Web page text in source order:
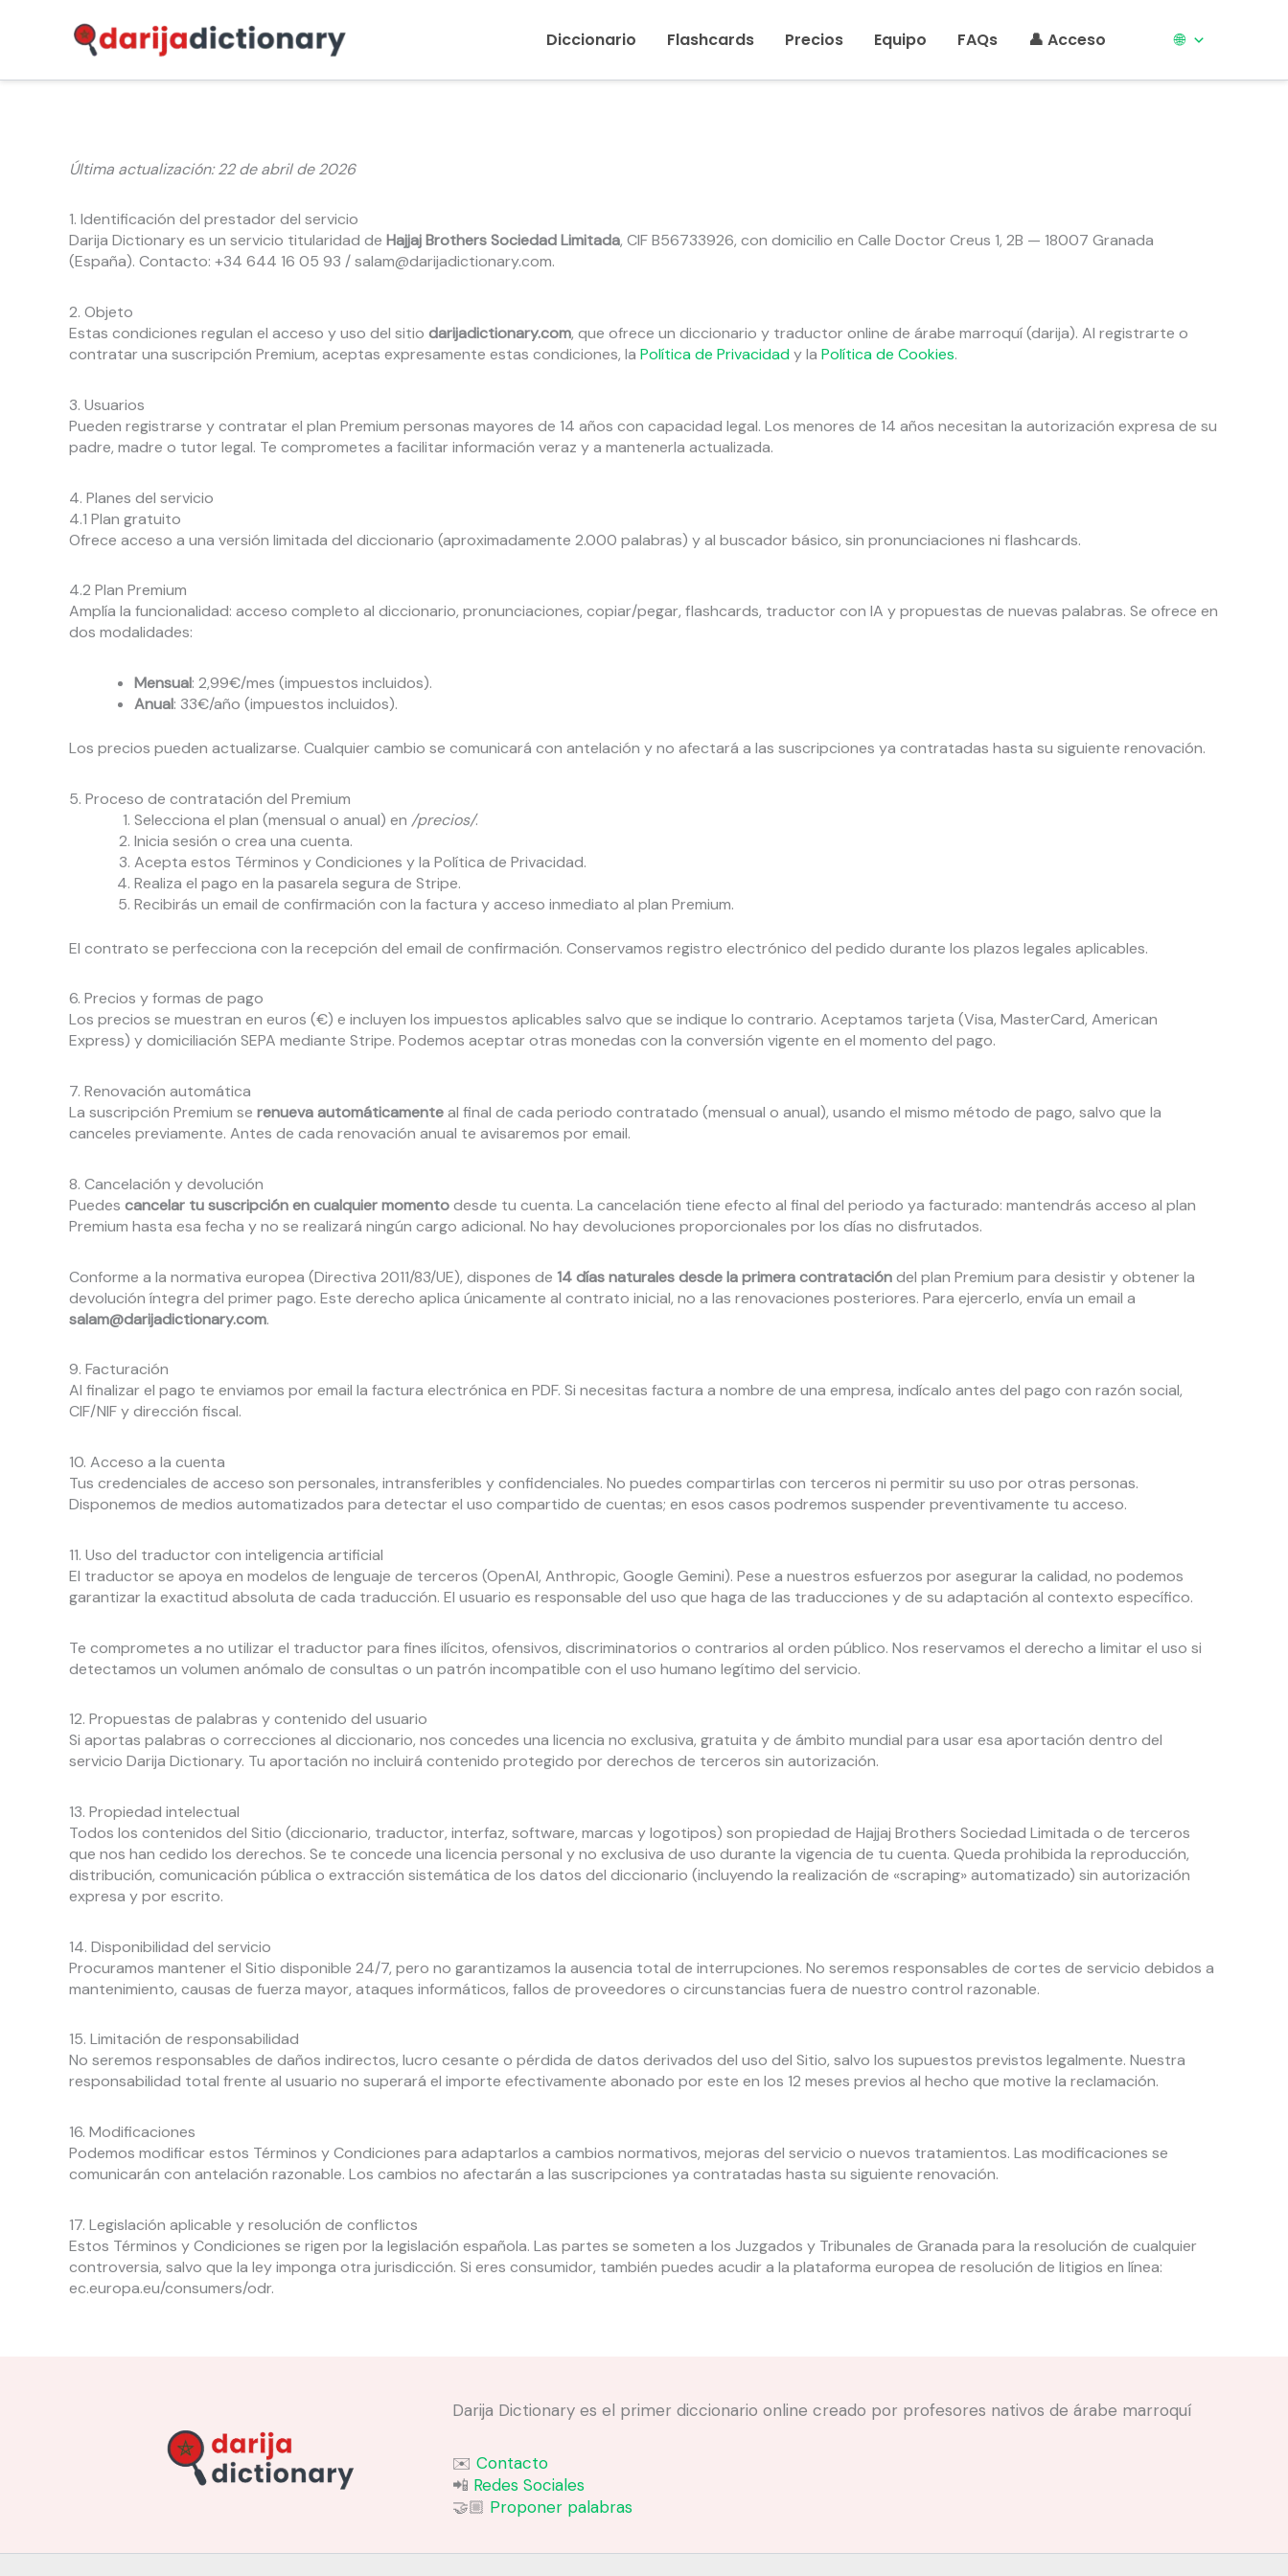
Diccionario Flashcards Precios Equipo FAQs 👤 Acceso 🌐
Última actualización: 22 de abril de 2026
1. Identificación del prestador del servicio
Darija Dictionary es un servicio titularidad de Hajjaj Brothers Sociedad Limitada, CIF B56733926, con domicilio en Calle Doctor Creus 1, 2B — 18007 Granada
(España). Contacto: +34 644 16 05 93 / salam@darijadictionary.com.
2. Objeto
Estas condiciones regulan el acceso y uso del sitio darijadictionary.com, que ofrece un diccionario y traductor online de árabe marroquí (darija). Al registrarte o
contratar una suscripción Premium, aceptas expresamente estas condiciones, la Política de Privacidady la Política de Cookies.
3. Usuarios
Pueden registrarse y contratar el plan Premium personas mayores de 14 años con capacidad legal. Los menores de 14 años necesitan la autorización expresa de su
padre, madre o tutor legal. Te comprometes a facilitar información veraz y a mantenerla actualizada.
4. Planes del servicio
4.1 Plan gratuito
Ofrece acceso a una versión limitada del diccionario (aproximadamente 2.000 palabras) y al buscador básico, sin pronunciaciones ni flashcards.
4.2 Plan Premium
Amplía la funcionalidad: acceso completo al diccionario, pronunciaciones, copiar/pegar, flashcards, traductor con IA y propuestas de nuevas palabras. Se ofrece en
dos modalidades:
Mensual: 2,99€/mes (impuestos incluidos).
Anual: 33€/año (impuestos incluidos).
Los precios pueden actualizarse. Cualquier cambio se comunicará con antelación y no afectará a las suscripciones ya contratadas hasta su siguiente renovación.
5. Proceso de contratación del Premium
Selecciona el plan (mensual o anual) en /precios/.
Inicia sesión o crea una cuenta.
Acepta estos Términos y Condiciones y la Política de Privacidad.
Realiza el pago en la pasarela segura de Stripe.
Recibirás un email de confirmación con la factura y acceso inmediato al plan Premium.
El contrato se perfecciona con la recepción del email de confirmación. Conservamos registro electrónico del pedido durante los plazos legales aplicables.
6. Precios y formas de pago
Los precios se muestran en euros (€) e incluyen los impuestos aplicables salvo que se indique lo contrario. Aceptamos tarjeta (Visa, MasterCard, American
Express) y domiciliación SEPA mediante Stripe. Podemos aceptar otras monedas con la conversión vigente en el momento del pago.
7. Renovación automática
La suscripción Premium se renueva automáticamenteal final de cada periodo contratado (mensual o anual), usando el mismo método de pago, salvo que la
canceles previamente. Antes de cada renovación anual te avisaremos por email.
8. Cancelación y devolución
Puedes cancelar tu suscripción en cualquier momentodesde tu cuenta. La cancelación tiene efecto al final del periodo ya facturado: mantendrás acceso al plan
Premium hasta esa fecha y no se realizará ningún cargo adicional. No hay devoluciones proporcionales por los días no disfrutados.
Conforme a la normativa europea (Directiva 2011/83/UE), dispones de 14 días naturales desde la primera contratacióndel plan Premium para desistir y obtener la
devolución íntegra del primer pago. Este derecho aplica únicamente al contrato inicial, no a las renovaciones posteriores. Para ejercerlo, envía un email a
salam@darijadictionary.com.
9. Facturación
Al finalizar el pago te enviamos por email la factura electrónica en PDF. Si necesitas factura a nombre de una empresa, indícalo antes del pago con razón social,
CIF/NIF y dirección fiscal.
10. Acceso a la cuenta
Tus credenciales de acceso son personales, intransferibles y confidenciales. No puedes compartirlas con terceros ni permitir su uso por otras personas.
Disponemos de medios automatizados para detectar el uso compartido de cuentas; en esos casos podremos suspender preventivamente tu acceso.
11. Uso del traductor con inteligencia artificial
El traductor se apoya en modelos de lenguaje de terceros (OpenAI, Anthropic, Google Gemini). Pese a nuestros esfuerzos por asegurar la calidad, no podemos
garantizar la exactitud absoluta de cada traducción. El usuario es responsable del uso que haga de las traducciones y de su adaptación al contexto específico.
Te comprometes a no utilizar el traductor para fines ilícitos, ofensivos, discriminatorios o contrarios al orden público. Nos reservamos el derecho a limitar el uso si
detectamos un volumen anómalo de consultas o un patrón incompatible con el uso humano legítimo del servicio.
12. Propuestas de palabras y contenido del usuario
Si aportas palabras o correcciones al diccionario, nos concedes una licencia no exclusiva, gratuita y de ámbito mundial para usar esa aportación dentro del
servicio Darija Dictionary. Tu aportación no incluirá contenido protegido por derechos de terceros sin autorización.
13. Propiedad intelectual
Todos los contenidos del Sitio (diccionario, traductor, interfaz, software, marcas y logotipos) son propiedad de Hajjaj Brothers Sociedad Limitada o de terceros
que nos han cedido los derechos. Se te concede una licencia personal y no exclusiva de uso durante la vigencia de tu cuenta. Queda prohibida la reproducción,
distribución, comunicación pública o extracción sistemática de los datos del diccionario (incluyendo la realización de «scraping» automatizado) sin autorización
expresa y por escrito.
14. Disponibilidad del servicio
Procuramos mantener el Sitio disponible 24/7, pero no garantizamos la ausencia total de interrupciones. No seremos responsables de cortes de servicio debidos a
mantenimiento, causas de fuerza mayor, ataques informáticos, fallos de proveedores o circunstancias fuera de nuestro control razonable.
15. Limitación de responsabilidad
No seremos responsables de daños indirectos, lucro cesante o pérdida de datos derivados del uso del Sitio, salvo los supuestos previstos legalmente. Nuestra
responsabilidad total frente al usuario no superará el importe efectivamente abonado por este en los 12 meses previos al hecho que motive la reclamación.
16. Modificaciones
Podemos modificar estos Términos y Condiciones para adaptarlos a cambios normativos, mejoras del servicio o nuevos tratamientos. Las modificaciones se
comunicarán con antelación razonable. Los cambios no afectarán a las suscripciones ya contratadas hasta su siguiente renovación.
17. Legislación aplicable y resolución de conflictos
Estos Términos y Condiciones se rigen por la legislación española. Las partes se someten a los Juzgados y Tribunales de Granada para la resolución de cualquier
controversia, salvo que la ley imponga otra jurisdicción. Si eres consumidor, también puedes acudir a la plataforma europea de resolución de litigios en línea:
ec.europa.eu/consumers/odr.
Darija Dictionary es el primer diccionario online creado por profesores nativos de árabe marroquí
✉️ Contacto
📲 Redes Sociales
🤝🏼 Proponer palabras